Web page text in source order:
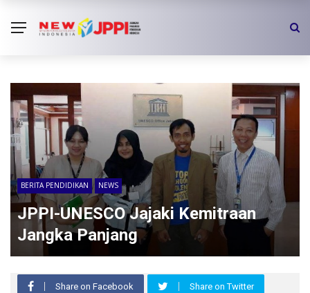
BERITA PENDIDIKAN NEWS
JPPI-UNESCO Jajaki Kemitraan
Jangka Panjang
Share on Facebook Share on Twitter